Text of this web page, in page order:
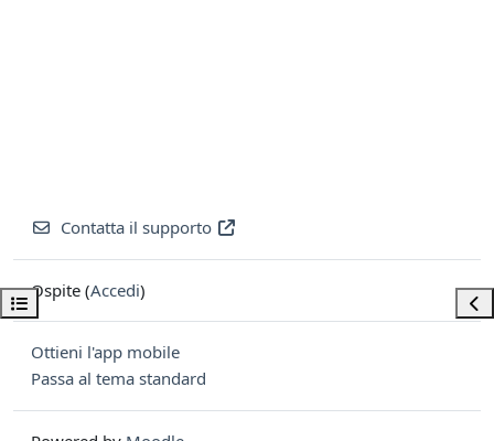
Apri indice del corso
Contatta il supporto
Ospite (Accedi)
Ottieni l'app mobile
Passa al tema standard